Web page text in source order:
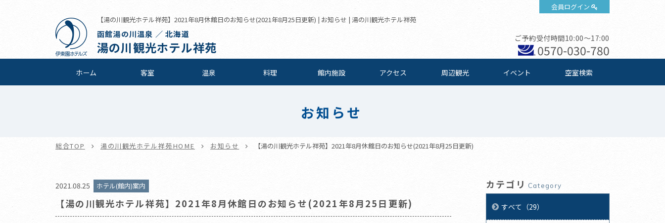
会員ログイン
【湯の川観光ホテル祥苑】2021年8月休館日のお知らせ(2021年8月25日更新) | お知らせ | 湯の川観光ホテル祥苑
函館湯の川温泉 ／ 北海道
湯の川観光ホテル祥苑
ご予約受付時間10:00～17:00
0570-030-780
ホーム 客室 温泉 料理 館内施設 アクセス 周辺観光 イベント 空室検索
お知らせ
総合TOP 湯の川観光ホテル祥苑HOME お知らせ 【湯の川観光ホテル祥苑】2021年8月休館日のお知らせ(2021年8月25日更新)
2021.08.25 ホテル(館内)案内
【湯の川観光ホテル祥苑】2021年8月休館日のお知らせ(2021年8月25日更新)
カテゴリ Category
すべて（29）